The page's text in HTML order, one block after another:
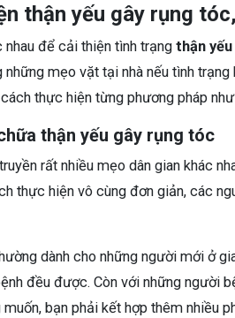
thận yếu gây rụng
nhau để cải thiện tình trạng thận
những mẹo vặt tại nhà nếu tình
thực hiện từng phương pháp như
thận yếu gây rụng tóc
rất nhiều mẹo dân gian khác
thực hiện vô cùng đơn giản, các
dành cho những người mới ở
đều được. Còn với những người
muốn, bạn phải kết hợp thêm nhiều